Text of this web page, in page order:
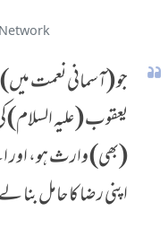
جو (آسمانی نعمت
یعقوب (علیہ
(بھی) وارث ہو،
اپنی رضا کا حامل بنا